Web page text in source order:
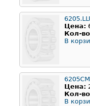
Цена:
Кол-
В
6205CM
Цена:
Кол-
В